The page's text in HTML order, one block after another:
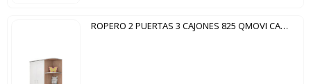
ROPERO 2 PUERTAS 3 CAJONES 825 QMOVI CARVALLO|BLANCO